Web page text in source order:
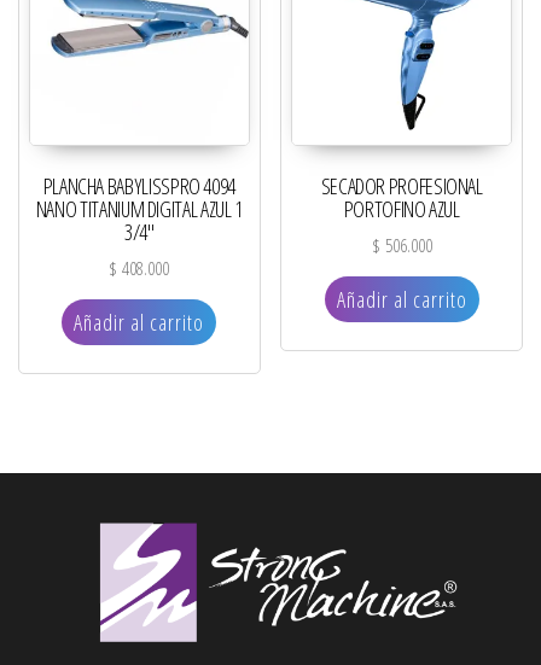
PLANCHA BABYLISSPRO 4094
NANO TITANIUM DIGITAL AZUL 1
3/4″
$ 408.000
Añadir al carrito
SECADOR PROFESIONAL
PORTOFINO AZUL
$ 506.000
Añadir al carrito